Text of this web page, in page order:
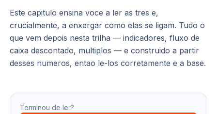
Este capitulo ensina voce a ler as tres e,
crucialmente, a enxergar como elas se ligam. Tudo o
que vem depois nesta trilha — indicadores, fluxo de
caixa descontado, multiplos — e construido a partir
desses numeros, entao le-los corretamente e a base.
Terminou de ler?